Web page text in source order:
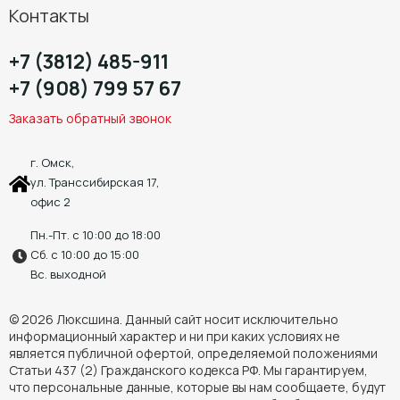
Контакты
+7 (3812) 485-911
+7 (908) 799 57 67
Заказать обратный звонок
г. Омск,
ул. Транссибирская 17,
офис 2
Пн.-Пт. с 10:00 до 18:00
Сб. с 10:00 до 15:00
Вс. выходной
© 2026 Люксшина. Данный сайт носит исключительно
информационный характер и ни при каких условиях не
является публичной офертой, определяемой положениями
Статьи 437 (2) Гражданского кодекса РФ. Мы гарантируем,
что персональные данные, которые вы нам сообщаете, будут